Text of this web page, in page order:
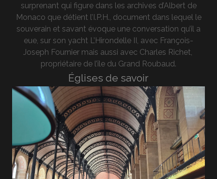
surprenant qui figure dans les archives d’Albert de
Monaco que détient l’I.P.H., document dans lequel le
souverain et savant évoque une conversation qu’il a
eue, sur son yacht L’Hirondelle II, avec François-
Joseph Fournier mais aussi avec Charles Richet,
propriétaire de l’île du Grand Roubaud.
Églises de savoir